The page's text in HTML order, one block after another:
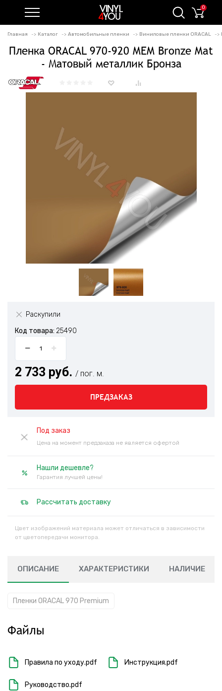
0
Главная Каталог Автомобильные пленки Виниловые пленки ORACAL
Пленка ORACAL 970-920 MEM Bronze Mat
- Матовый металлик Бронза
Раскупили
Код товара: 25490
2 733 руб. / пог. м.
ПРЕДЗАКАЗ
Под заказ
Цена на момент предзаказа не является офертой
Нашли дешевле?
Гарантия лучшей цены!
Рассчитать доставку
Цвет изображений материала может отличаться в зависимости
от цветопередачи монитора.
ОПИСАНИЕ ХАРАКТЕРИСТИКИ НАЛИЧИЕ
Пленки ORACAL 970 Premium
Файлы
Правила по уходу.pdf Инструкция.pdf
Руководство.pdf